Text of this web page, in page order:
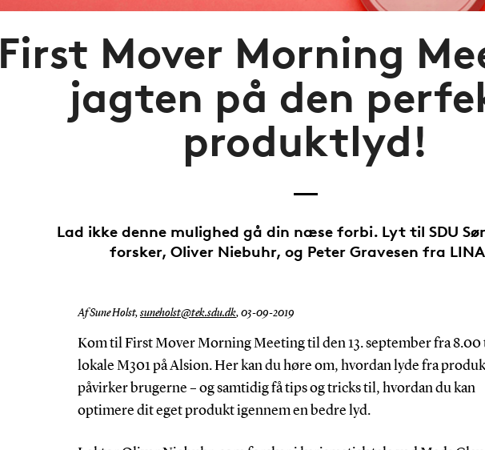
First Mover Morning
jagten på den
produktlyd!
Lad ikke denne mulighed gå din næse forbi. Lyt til SDU
forsker, Oliver Niebuhr, og Peter Gravesen fra
Af Sune Holst, suneholst@tek.sdu.dk, 03-09-2019
Kom til First Mover Morning Meeting til den 13. september fra 8.00
lokale M301 på Alsion. Her kan du høre om, hvordan lyde fra
påvirker brugerne – og samtidig få tips og tricks til, hvordan du kan
optimere dit eget produkt igennem en bedre lyd.